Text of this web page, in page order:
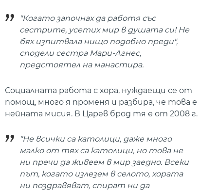
"Когато започнах да работя със
сестрите, усетих мир в душата си! Не
бях изпитвала нищо подобно преди",
сподели сестра Мари-Агнес,
предстоятел на манастира.
Социалната работа с хора, нуждаещи се от
помощ, много я променя и разбира, че това е
нейната мисия. В Царев брод тя е от 2008 г.
"Не всички са католици, даже много
малко от тях са католици, но това не
ни пречи да живеем в мир заедно. Всеки
път, когато излезем в селото, хората
ни поздравяват, спират ни да